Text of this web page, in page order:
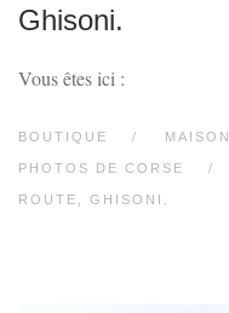
Ghisoni.
Vous êtes ici :
BOUTIQUE MAISON
PHOTOS DE CORSE
ROUTE, GHISONI.